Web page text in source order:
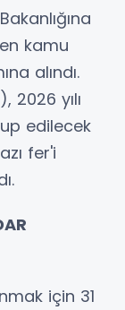
kamu
alındı.
2026 yılı
edilecek
fer'i
için 31